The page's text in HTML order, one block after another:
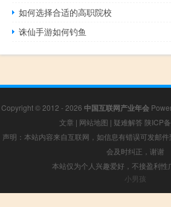
如何选择合适的高职院校
诛仙手游如何钓鱼
Copyright © 2012 - 2026 中国互联网产业年会
文章 | 网站地图 | 疑难解答 陕ICP
声明：本站内容来自互联网，如信息有错误可发邮
会及时纠正，谢谢
本站仅为个人兴趣爱好，不接盈利性
小男孩